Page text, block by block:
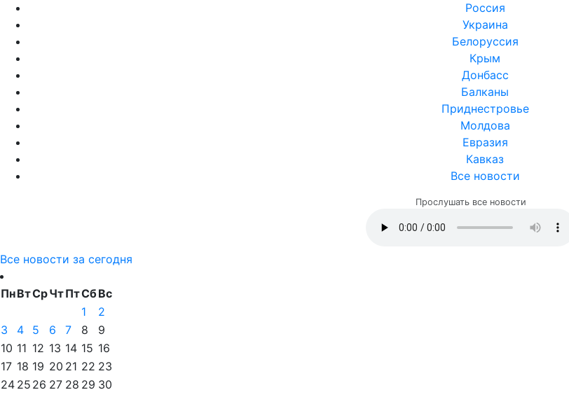
Россия
Украина
Белоруссия
Крым
Донбасс
Балканы
Приднестровье
Молдова
Евразия
Кавказ
Все новости
Прослушать все новости
Все новости за сегодня
ПнВтСрЧтПтСбВс
1
2
3
4 5 6 7 8
9
10 11 12 13 14 15 16
17 18 19 20 21 22 23
24 25 26 27 28 29 30